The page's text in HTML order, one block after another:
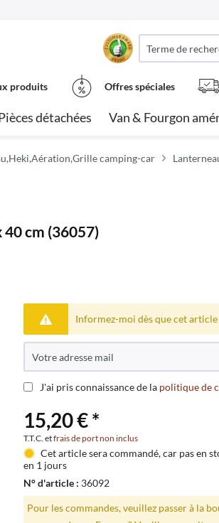
produits Offres spéciales
détachées Van & Fourgon
camping-car
cm (36057)
Informez-moi dès que cet
J'ai pris connaissance de la politique de
15,20 € *
T.T.C. etfrais de port non inclus
Cet article sera commandé, car pas en
en 1 jours
N° d'article : 36092
Pour les commandes, veuillez passer à la